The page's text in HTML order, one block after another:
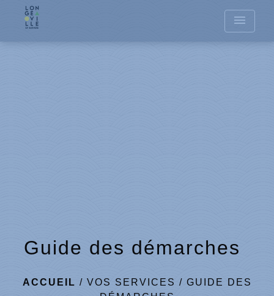
menu
Guide des démarches
ACCUEIL / VOS SERVICES / GUIDE DES